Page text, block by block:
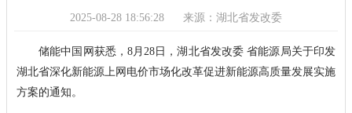
2025-08-28 18:56:28 来源：湖北省发改委
储能中国网获悉，8月28日，湖北省发改委 省能源局关于印发
湖北省深化新能源上网电价市场化改革促进新能源高质量发展实施
方案的通知。